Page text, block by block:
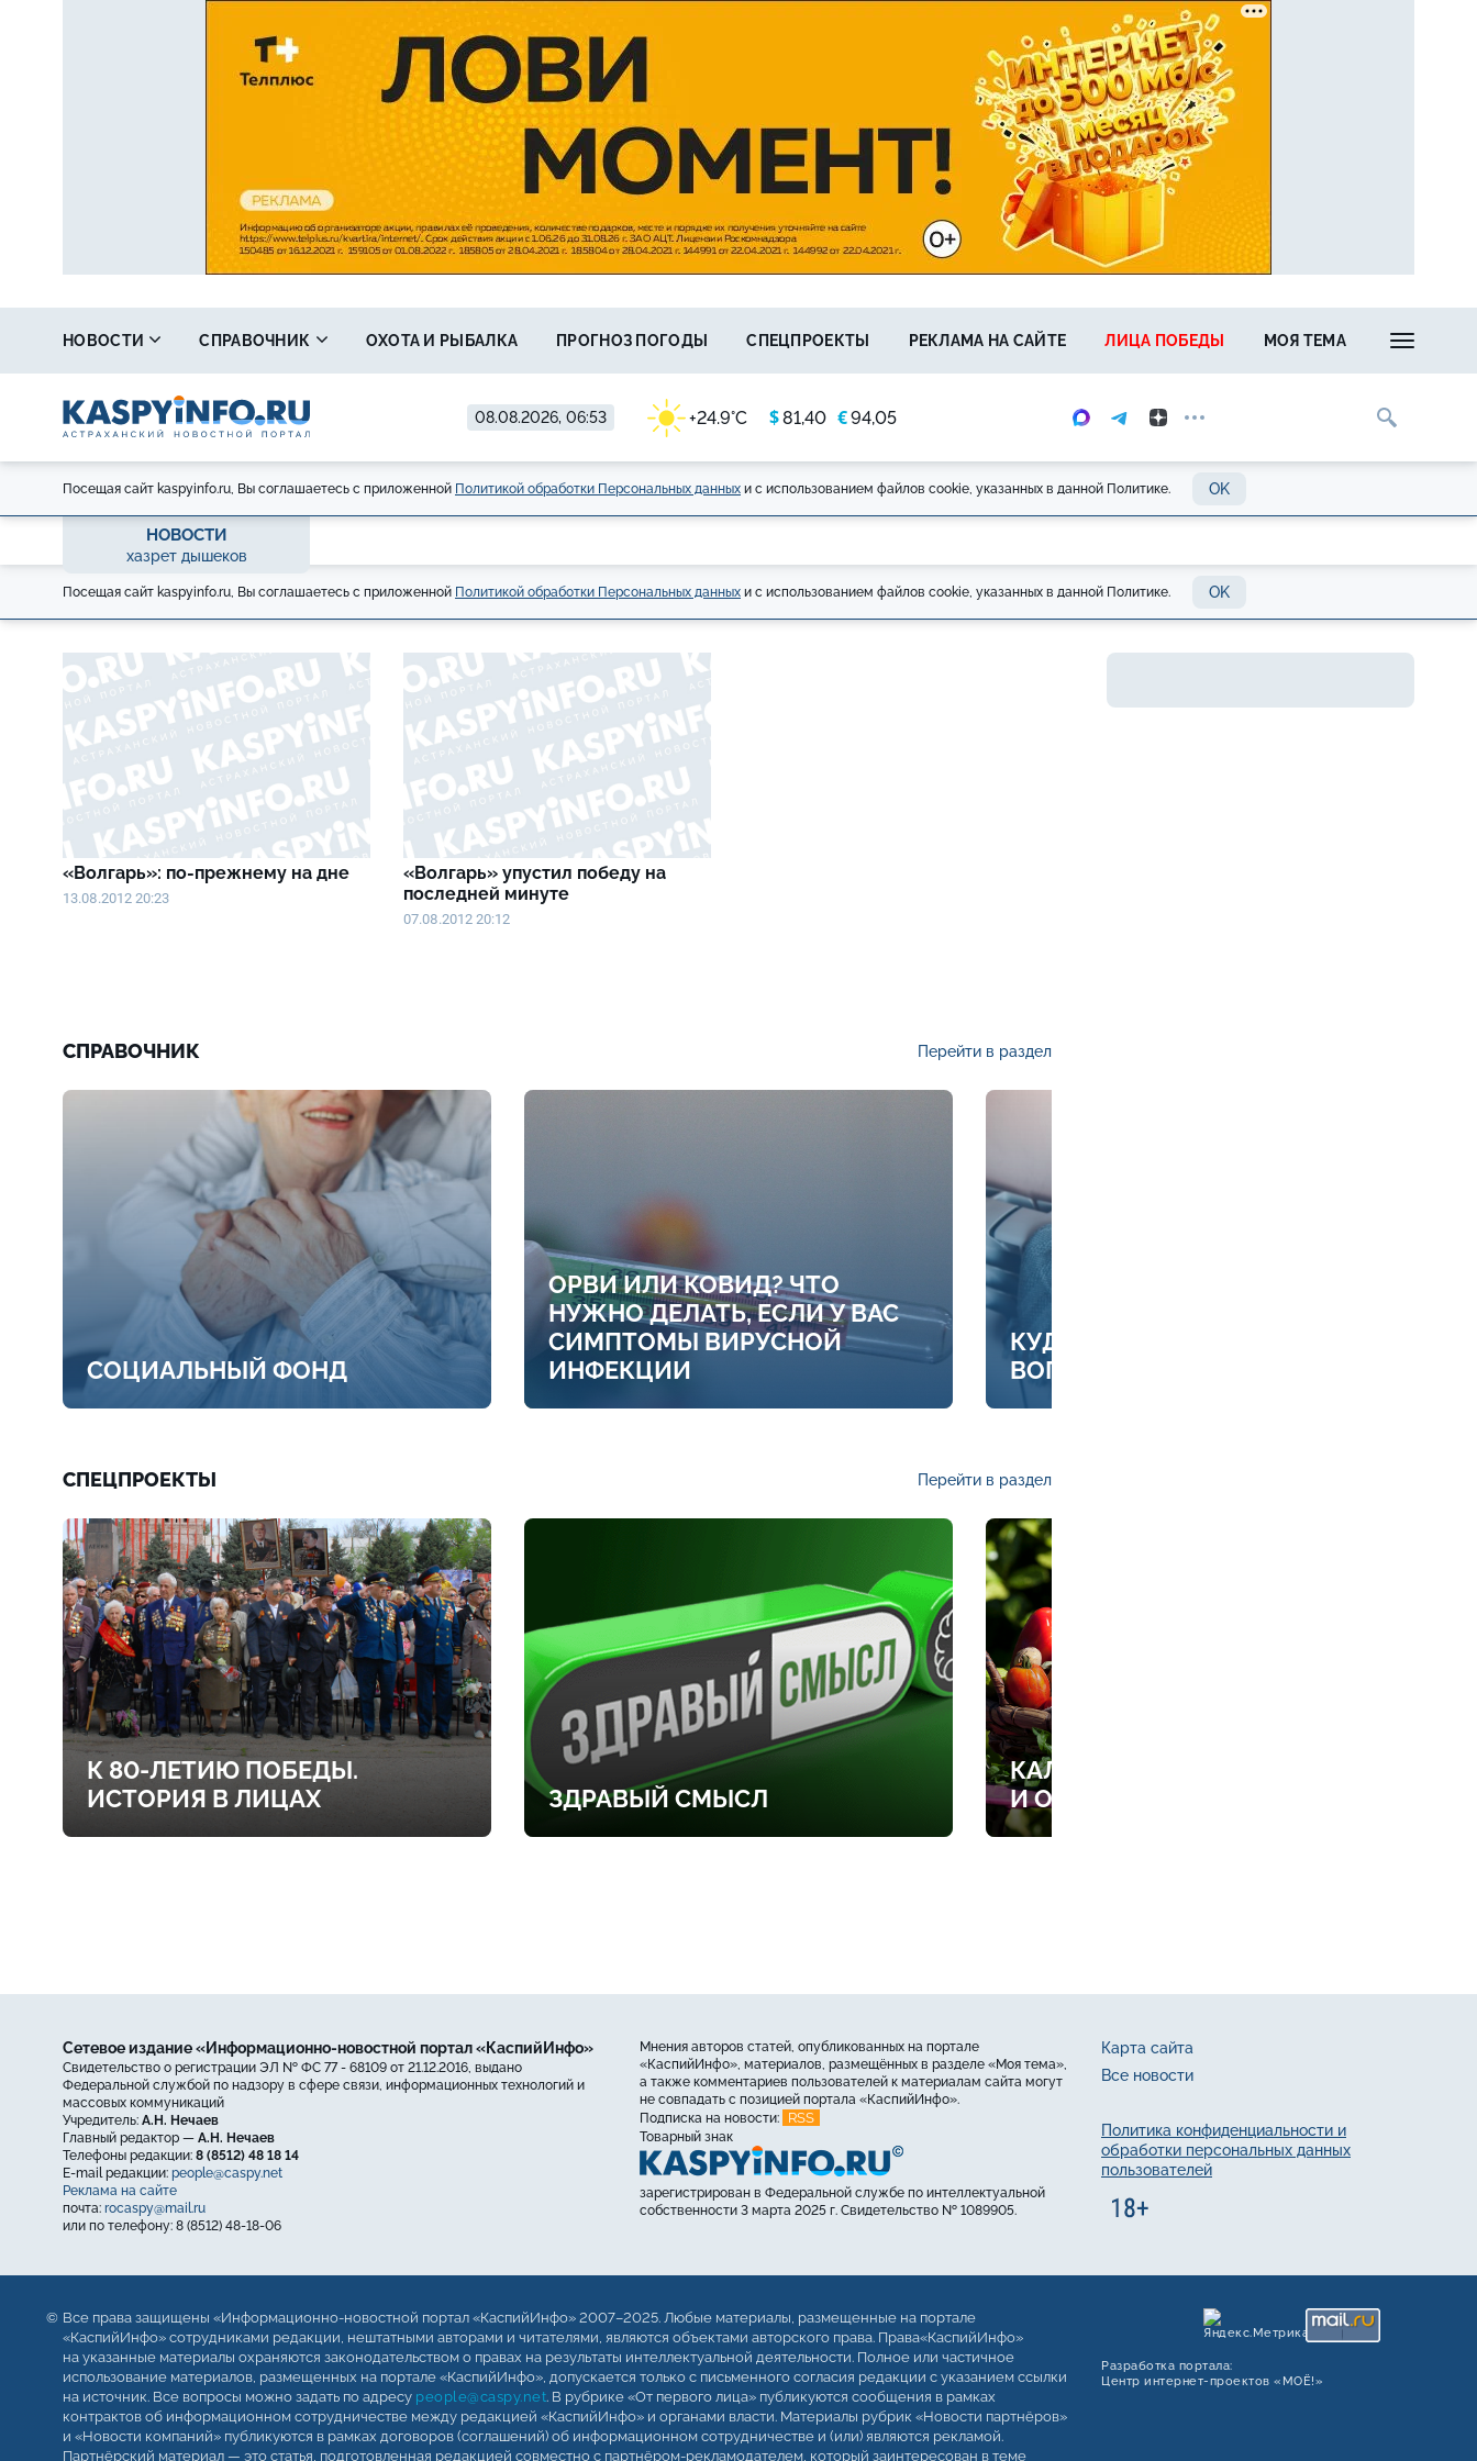
08.08.2026, 06:53 +24.9°C $81,40 €94,05
НОВОСТИ СПРАВОЧНИК ОХОТА И РЫБАЛКА ПРОГНОЗ ПОГОДЫ СПЕЦПРОЕКТЫ РЕКЛАМА НА САЙТЕ ЛИЦА ПОБЕДЫ МОЯ ТЕМА
Посещая сайт kaspyinfo.ru, Вы соглашаетесь с приложенной Политикой обработки Персональных данных и с использованием файлов cookie, указанных в данной Политике. OK
НОВОСТИ
хазрет дышеков
Посещая сайт kaspyinfo.ru, Вы соглашаетесь с приложенной Политикой обработки Персональных данных и с использованием файлов cookie, указанных в данной Политике. OK
«Волгарь»: по-прежнему на дне
13.08.2012 20:23
«Волгарь» упустил победу на
последней минуте
07.08.2012 20:12
СПРАВОЧНИК Перейти в раздел
СОЦИАЛЬНЫЙ ФОНД
ОРВИ ИЛИ КОВИД? ЧТО
НУЖНО ДЕЛАТЬ, ЕСЛИ У ВАС
СИМПТОМЫ ВИРУСНОЙ
ИНФЕКЦИИ
КУДА ЗВОНИТЬ, ЕСЛИ ЕСТЬ
ВОПРОСЫ ПО ОТОПЛЕНИЮ
СПЕЦПРОЕКТЫ Перейти в раздел
К 80-ЛЕТИЮ ПОБЕДЫ.
ИСТОРИЯ В ЛИЦАХ
ЗДРАВЫЙ СМЫСЛ
КАЛЕНДАРЬ РАБОТ В САДУ
И ОГОРОДЕ
Сетевое издание «Информационно-новостной портал «КаспийИнфо»
Свидетельство о регистрации ЭЛ № ФС 77 - 68109 от 21.12.2016, выдано
Федеральной службой по надзору в сфере связи, информационных технологий и
массовых коммуникаций
Учредитель: А.Н. Нечаев
Главный редактор — А.Н. Нечаев
Телефоны редакции: 8 (8512) 48 18 14
E-mail редакции: people@caspy.net
Реклама на сайте
почта: rocaspy@mail.ru
или по телефону: 8 (8512) 48-18-06
Мнения авторов статей, опубликованных на портале
«КаспийИнфо», материалов, размещённых в разделе «Моя тема»,
а также комментариев пользователей к материалам сайта могут
не совпадать с позицией портала «КаспийИнфо».
Подписка на новости:
RSS
Товарный знак
зарегистрирован в Федеральной службе по интеллектуальной
собственности 3 марта 2025 г. Свидетельство № 1089905.
Карта сайта
Все новости
Политика конфиденциальности и
обработки персональных данных
пользователей
Все права защищены «Информационно-новостной портал «КаспийИнфо» 2007–2025. Любые материалы, размещенные на портале
«КаспийИнфо» сотрудниками редакции, нештатными авторами и читателями, являются объектами авторского права. Права«КаспийИнфо»
на указанные материалы охраняются законодательством о правах на результаты интеллектуальной деятельности. Полное или частичное
использование материалов, размещенных на портале «КаспийИнфо», допускается только с письменного согласия редакции с указанием ссылки
на источник. Все вопросы можно задать по адресу people@caspy.net. В рубрике «От первого лица» публикуются сообщения в рамках
контрактов об информационном сотрудничестве между редакцией «КаспийИнфо» и органами власти. Материалы рубрик «Новости партнёров»
и «Новости компаний» публикуются в рамках договоров (соглашений) об информационном сотрудничестве и (или) являются рекламой.
Партнёрский материал — это статья, подготовленная редакцией совместно с партнёром-рекламодателем, который заинтересован в теме
Разработка портала:
Центр интернет‑проектов «МОЁ!»